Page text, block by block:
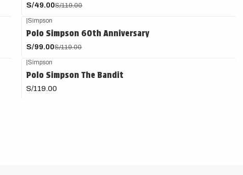
S/49.00S/119.00
|Simpson
Polo Simpson 60th Anniversary
S/99.00S/119.00
|Simpson
Polo Simpson The Bandit
S/119.00